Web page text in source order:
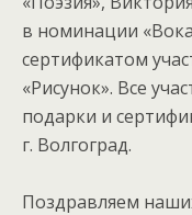
в номинации
сертификатом
«Рисунок». Все
подарки и
г. Волгоград.
Поздравляем